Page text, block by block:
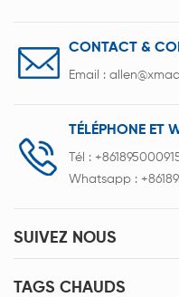
CONTACT &
Email :
TÉLÉPHONE ET
Tél :
Whatsapp :
SUIVEZ NOUS
TAGS CHAUDS